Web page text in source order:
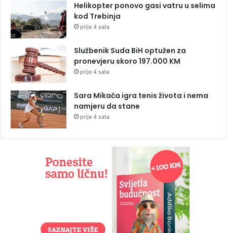
Helikopter ponovo gasi vatru u selima
kod Trebinja
prije 4 sata
Službenik Suda BiH optužen za
pronevjeru skoro 197.000 KM
prije 4 sata
Sara Mikača igra tenis života i nema
namjeru da stane
prije 4 sata